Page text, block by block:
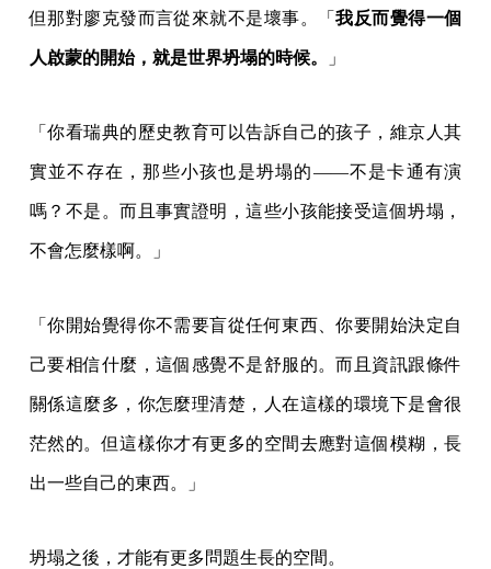
但那對廖克發而言從來就不是壞事。「我反而覺得一個
人啟蒙的開始，就是世界坍塌的時候。 」
「你看瑞典的歷史教育可以告訴自己的孩子，維京人其
實並不存在，那些小孩也是坍塌的——不是卡通有演
嗎？不是。而且事實證明，這些小孩能接受這個坍塌，
不會怎麼樣啊。」
「你開始覺得你不需要盲從任何東西、你要開始決定自
己要相信什麼，這個感覺不是舒服的。而且資訊跟條件
關係這麼多，你怎麼理清楚，人在這樣的環境下是會很
茫然的。但這樣你才有更多的空間去應對這個模糊，長
出一些自己的東西。」
坍塌之後，才能有更多問題生長的空間。